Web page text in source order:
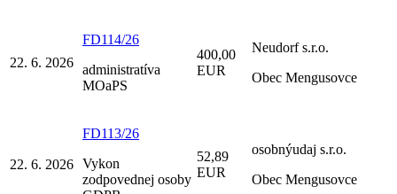
22. 6. 2026
FD114/26
administratíva
MOaPS
400,00
EUR
Neudorf s.r.o.
Obec Mengusovce
22. 6. 2026
FD113/26
Vykon
zodpovednej osoby
52,89
EUR
osobnýudaj s.r.o.
Obec Mengusovce